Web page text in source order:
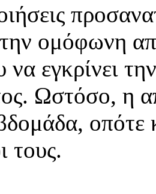
ομόφωνη
να εγκρίνει
Ωστόσο, η
οπότε
τους.